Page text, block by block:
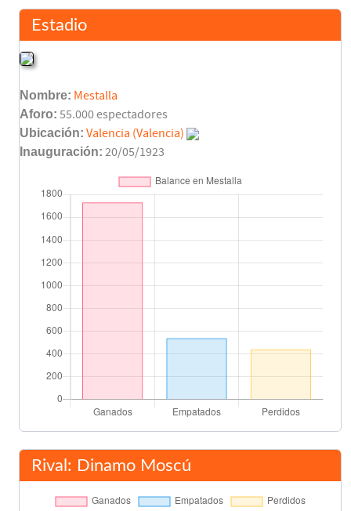
Kassumov
56'
Voro González
Simotenkov
Final del partido 90'
Estadio
Nombre: Mestalla
Aforo: 55.000 espectadores
Ubicación: Valencia (Valencia)
Inauguración: 20/05/1923
Rival: Dinamo Moscú